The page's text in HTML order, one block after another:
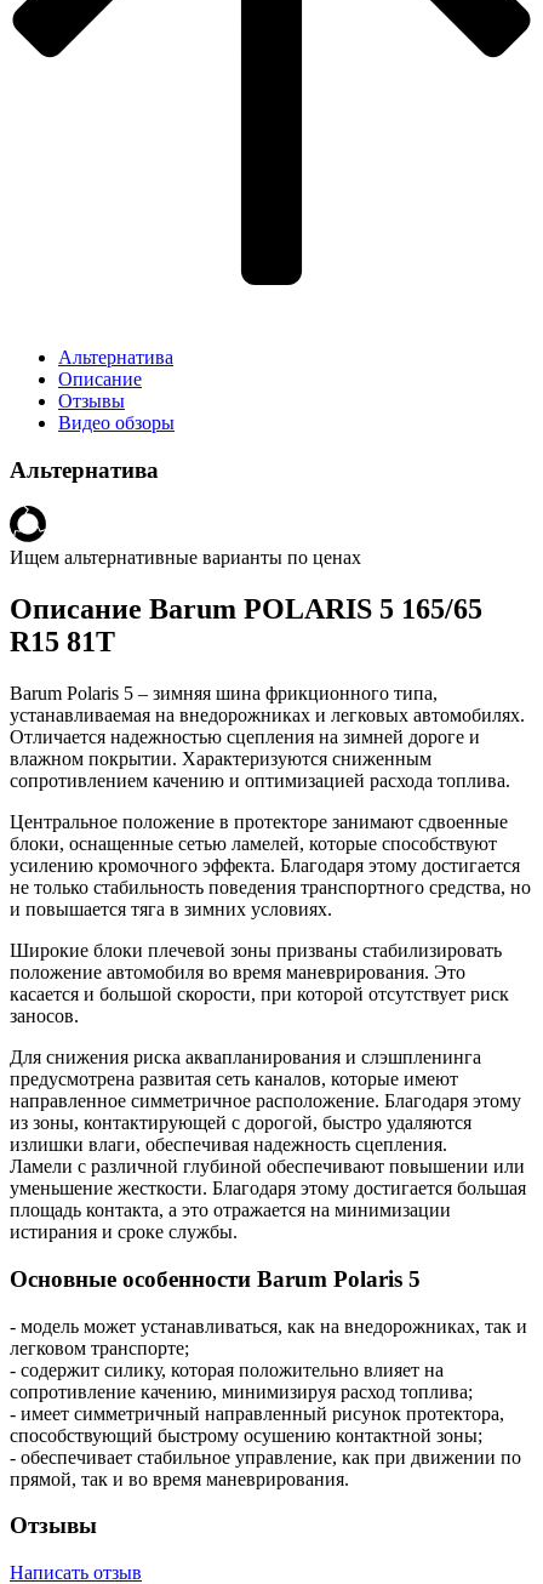
Альтернатива
Описание
Отзывы
Видео обзоры
Альтернатива
Ищем альтернативные варианты по ценах
Описание Barum POLARIS 5 165/65
R15 81T
Barum Polaris 5 – зимняя шина фрикционного типа,
устанавливаемая на внедорожниках и легковых автомобилях.
Отличается надежностью сцепления на зимней дороге и
влажном покрытии. Характеризуются сниженным
сопротивлением качению и оптимизацией расхода топлива.
Центральное положение в протекторе занимают сдвоенные
блоки, оснащенные сетью ламелей, которые способствуют
усилению кромочного эффекта. Благодаря этому достигается
не только стабильность поведения транспортного средства, но
и повышается тяга в зимних условиях.
Широкие блоки плечевой зоны призваны стабилизировать
положение автомобиля во время маневрирования. Это
касается и большой скорости, при которой отсутствует риск
заносов.
Для снижения риска аквапланирования и слэшпленинга
предусмотрена развитая сеть каналов, которые имеют
направленное симметричное расположение. Благодаря этому
из зоны, контактирующей с дорогой, быстро удаляются
излишки влаги, обеспечивая надежность сцепления.
Ламели с различной глубиной обеспечивают повышении или
уменьшение жесткости. Благодаря этому достигается большая
площадь контакта, а это отражается на минимизации
истирания и сроке службы.
Основные особенности Barum Polaris 5
- модель может устанавливаться, как на внедорожниках, так и
легковом транспорте;
- содержит силику, которая положительно влияет на
сопротивление качению, минимизируя расход топлива;
- имеет симметричный направленный рисунок протектора,
способствующий быстрому осушению контактной зоны;
- обеспечивает стабильное управление, как при движении по
прямой, так и во время маневрирования.
Отзывы
Написать отзыв